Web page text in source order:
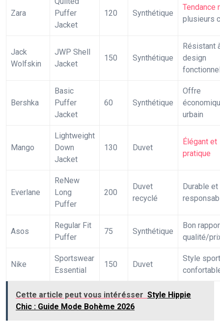
Zara
Puffer
Jacket
120 Synthétique
Tendance
plusieurs
Jack
Wolfskin
JWP Shell
Jacket
150 Synthétique
Résistant
design
Bershka
Basic
Puffer
Jacket
60 Synthétique
Offre
urbain
Mango
Lightweight
Down
Jacket
130 Duvet
Élégant et
pratique
Everlane
ReNew
Long
Puffer
200
Duvet
recyclé
Durable et
Asos
Regular Fit
Puffer
75 Synthétique
Bon
qualité/
Nike
Sportswear
Essential
150 Duvet
Style
Cette article peut vous intérésser Style Hippie
Chic : Guide Mode Bohème 2026